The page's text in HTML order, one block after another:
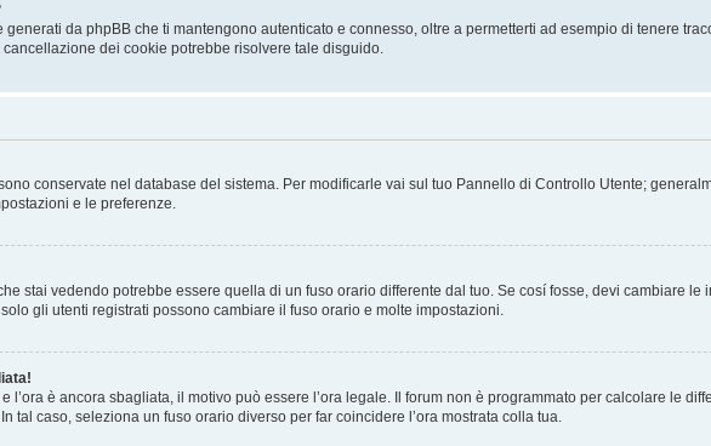
generati da phpBB che ti mantengono autenticato e connesso, oltre a permetterti ad esempio di tenere
dei cookie potrebbe risolvere tale disguido.
conservate nel database del sistema. Per modificarle vai sul tuo Pannello di Controllo Utente;
e le preferenze.
stai vedendo potrebbe essere quella di un fuso orario differente dal tuo. Se cosí fosse, devi cambiare
gli utenti registrati possono cambiare il fuso orario e molte impostazioni.
l’ora è ancora sbagliata, il motivo può essere l’ora legale. Il forum non è programmato per calcolare le
tal caso, seleziona un fuso orario diverso per far coincidere l’ora mostrata colla tua.